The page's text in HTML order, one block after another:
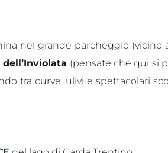
nel grande parcheggio (vicino
(pensate che qui si
tra curve, ulivi e spettacolari